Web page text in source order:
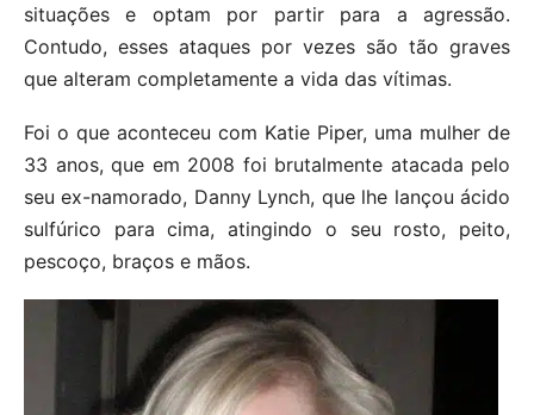
situações e optam por partir para a agressão.
Contudo, esses ataques por vezes são tão graves
que alteram completamente a vida das vítimas.
Foi o que aconteceu com Katie Piper, uma mulher de
33 anos, que em 2008 foi brutalmente atacada pelo
seu ex-namorado, Danny Lynch, que lhe lançou ácido
sulfúrico para cima, atingindo o seu rosto, peito,
pescoço, braços e mãos.